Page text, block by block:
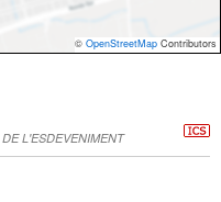
© OpenStreetMap Contributors
L'ESDEVENIMENT